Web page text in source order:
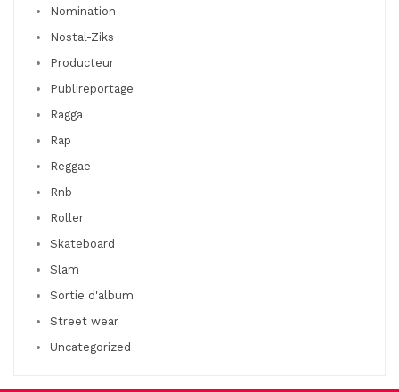
Nomination
Nostal-Ziks
Producteur
Publireportage
Ragga
Rap
Reggae
Rnb
Roller
Skateboard
Slam
Sortie d'album
Street wear
Uncategorized